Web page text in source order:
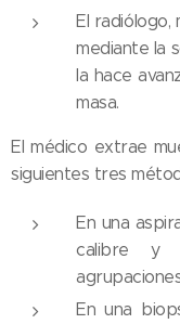
El radiólogo,
mediante la
la hace
masa.
El médico extrae
siguientes tres
En una
calibre y
En una